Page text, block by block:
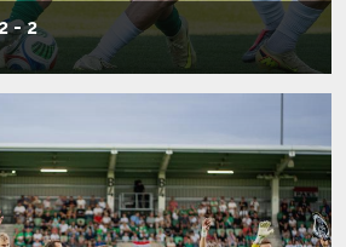
- 2
olvasom...